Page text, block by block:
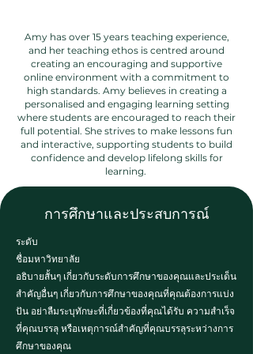
Amy has over 15 years teaching experience,
and her teaching ethos is centred around
creating an encouraging and supportive
online environment with a commitment to
high standards. Amy believes in creating a
personalised and engaging learning setting
where students are encouraged to reach their
full potential. She strives to make lessons fun
and interactive, supporting students to build
confidence and develop lifelong skills for
learning.
การศึกษาและประสบการณ์
ระดับ
ชื่อมหาวิทยาลัย
อธิบายสั้นๆ เกี่ยวกับระดับการศึกษาของคุณและประเด็น
สำคัญอื่นๆ เกี่ยวกับการศึกษาของคุณที่คุณต้องการแบ่ง
ปัน อย่าลืมระบุทักษะที่เกี่ยวข้องที่คุณได้รับ ความสำเร็จ
ที่คุณบรรลุ หรือเหตุการณ์สำคัญที่คุณบรรลุระหว่างการ
ศึกษาของคุณ